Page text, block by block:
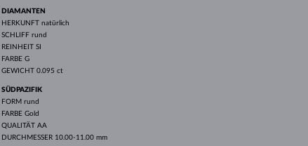
DIAMANTEN
HERKUNFT natürlich
SCHLIFF rund
REINHEIT SI
FARBE G
GEWICHT 0.095 ct
SÜDPAZIFIK
FORM rund
FARBE Gold
QUALITÄT AA
DURCHMESSER 10.00-11.00 mm